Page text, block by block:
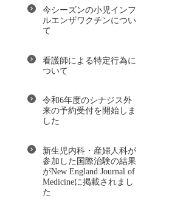
今シーズンの小児インフ
ルエンザワクチンについ
て
看護師による特定行為に
ついて
令和6年度のシナジス外
来の予約受付を開始しま
した
新生児内科・産婦人科が
参加した国際治験の結果
がNew England Journal of
Medicineに掲載されまし
た